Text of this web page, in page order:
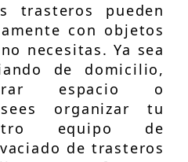
trasteros pueden
con objetos
necesitas. Ya sea
de domicilio,
espacio o
organizar tu
equipo de
de trasteros